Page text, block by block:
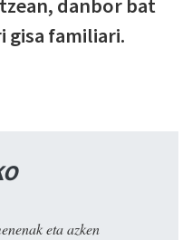
danbor bat
familiari.
eta azken